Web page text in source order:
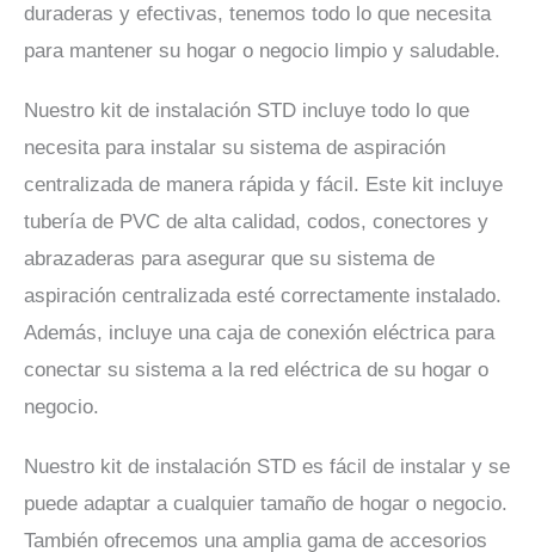
duraderas y efectivas, tenemos todo lo que necesita
para mantener su hogar o negocio limpio y saludable.
Nuestro kit de instalación STD incluye todo lo que
necesita para instalar su sistema de aspiración
centralizada de manera rápida y fácil. Este kit incluye
tubería de PVC de alta calidad, codos, conectores y
abrazaderas para asegurar que su sistema de
aspiración centralizada esté correctamente instalado.
Además, incluye una caja de conexión eléctrica para
conectar su sistema a la red eléctrica de su hogar o
negocio.
Nuestro kit de instalación STD es fácil de instalar y se
puede adaptar a cualquier tamaño de hogar o negocio.
También ofrecemos una amplia gama de accesorios